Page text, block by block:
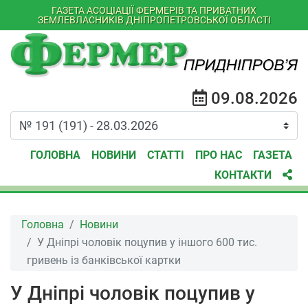
ГАЗЕТА АСОЦІАЦІЇ ФЕРМЕРІВ ТА ПРИВАТНИХ
ЗЕМЛЕВЛАСНИКІВ ДНІПРОПЕТРОВСЬКОЇ ОБЛАСТІ
09.08.2026
ГОЛОВНА НОВИНИ СТАТТІ ПРО НАС
ГАЗЕТА
КОНТАКТИ
Головна
Новини
У Дніпрі чоловік поцупив у іншого 600 тис.
гривень із банківської картки
У Дніпрі чоловік поцупив у